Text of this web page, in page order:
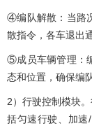
④编队解散：当路
散指令，各车退出
⑤成员车辆管理：
态和位置，确保编
2）行驶控制模块
括匀速行驶、加速